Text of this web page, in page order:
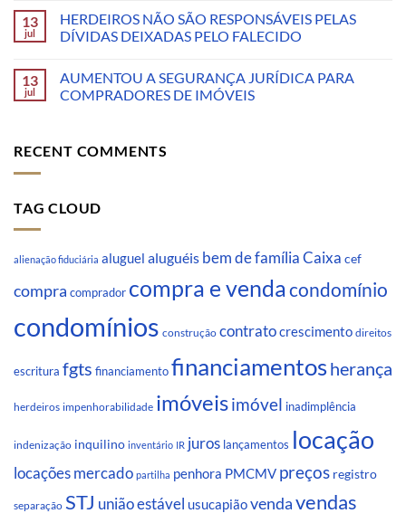
13
jul
HERDEIROS NÃO SÃO RESPONSÁVEIS PELAS
DÍVIDAS DEIXADAS PELO FALECIDO
13
jul
AUMENTOU A SEGURANÇA JURÍDICA PARA
COMPRADORES DE IMÓVEIS
RECENT COMMENTS
TAG CLOUD
alienação fiduciária aluguel aluguéis bem de família Caixa cef
compra comprador compra e vendacondomínio
condomínios construção contratocrescimento direitos
escritura fgts financiamentofinanciamentosherança
herdeiros impenhorabilidade imóveisimóvel inadimplência
indenização inquilino inventário IR juros lançamentos locação
locações mercado partilha penhora PMCMV preços registro
separação STJ união estável usucapiãovendavendas